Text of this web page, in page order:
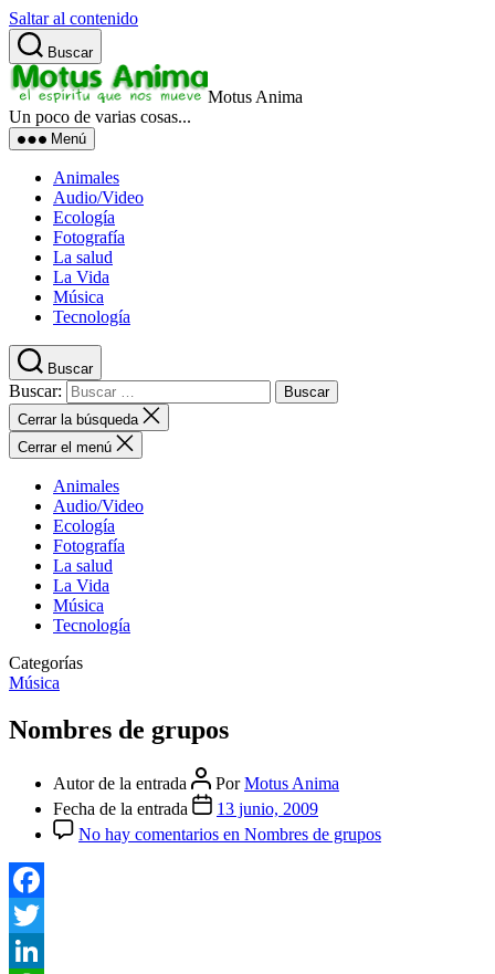
Saltar al contenido
Buscar
Motus Anima
Un poco de varias cosas...
Menú
Animales
Audio/Video
Ecología
Fotografía
La salud
La Vida
Música
Tecnología
Buscar
Buscar:
Cerrar la búsqueda
Cerrar el menú
Animales
Audio/Video
Ecología
Fotografía
La salud
La Vida
Música
Tecnología
Categorías
Música
Nombres de grupos
Autor de la entrada PorMotus Anima
Fecha de la entrada
13 junio, 2009
No hay comentarios en Nombres de grupos
Facebook
Twitter